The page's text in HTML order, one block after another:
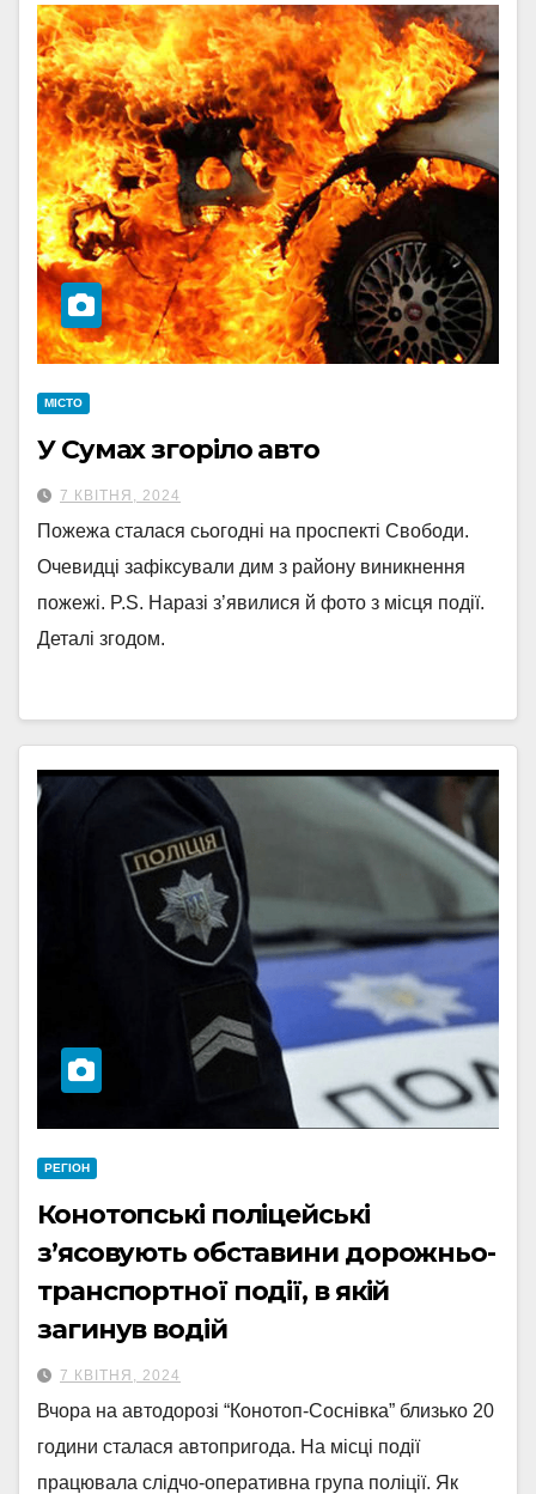
МІСТО
У Сумах згоріло авто
7 КВІТНЯ, 2024
Пожежа сталася сьогодні на проспекті Свободи.
Очевидці зафіксували дим з району виникнення
пожежі. P.S. Наразі з’явилися й фото з місця події.
Деталі згодом.
РЕГІОН
Конотопські поліцейські
з’ясовують обставини дорожньо-
транспортної події, в якій
загинув водій
7 КВІТНЯ, 2024
Вчора на автодорозі “Конотоп-Соснівка” близько 20
години сталася автопригода. На місці події
працювала слідчо-оперативна група поліції. Як